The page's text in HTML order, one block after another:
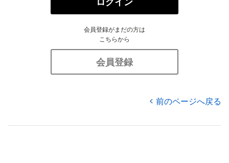
会員登録がまだの方は
こちらから
会員登録
前のページへ戻る